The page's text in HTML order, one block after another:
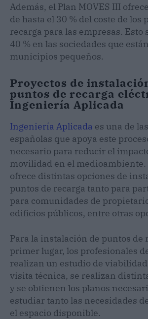
Además, el Plan MOVES III
de hasta el 30 % del coste de los
recarga para las empresas. Esto
40 % en las sociedades que
municipios pequeños.
Proyectos de
puntos de recarga
Ingeniería Aplicada
Ingeniería Aplicada es una de
españolas que apoya este
necesario para reducir el
movilidad en el medioambiente.
ofrece distintas opciones de
puntos de recarga tanto para
para comunidades de
edificios públicos, entre otras
Para la instalación de puntos de
primer lugar, los profesionales
realizan un estudio de
visita técnica, se realizan
y se obtienen los planos
estudiar tanto las necesidades
el espacio disponible.